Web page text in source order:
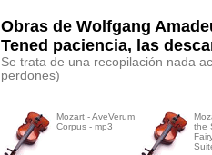
Obras de Wolfgang
Tened paciencia, las
Se trata de una recopilación nada
perdones)
Mozart - AveVerum
Corpus - mp3
the